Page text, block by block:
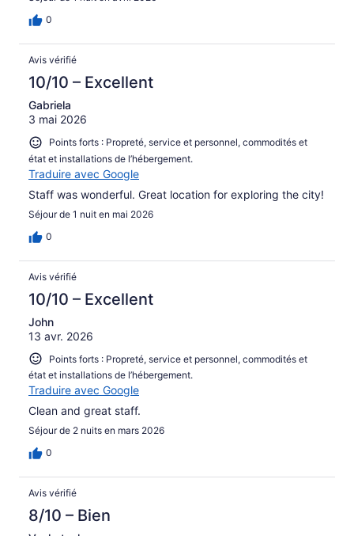
0
Avis vérifié
10/10 – Excellent
Gabriela
3 mai 2026
Points forts : Propreté, service et personnel, commodités et
état et installations de l’hébergement.
Traduire avec Google
Staff was wonderful. Great location for exploring the city!
Séjour de 1 nuit en mai 2026
0
Avis vérifié
10/10 – Excellent
John
13 avr. 2026
Points forts : Propreté, service et personnel, commodités et
état et installations de l’hébergement.
Traduire avec Google
Clean and great staff.
Séjour de 2 nuits en mars 2026
0
Avis vérifié
8/10 – Bien